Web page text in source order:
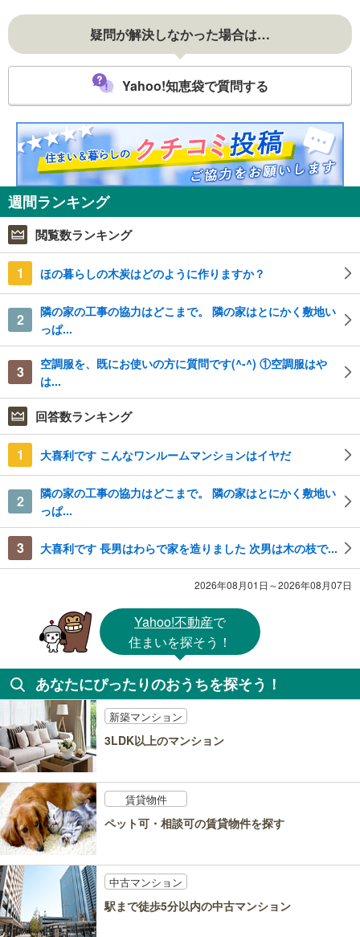
疑問が解決しなかった場合は…
Yahoo!知恵袋で質問する
週間ランキング
閲覧数ランキング
1 ほの暮らしの木炭はどのように作りますか？
2
隣の家の工事の協力はどこまで。 隣の家はとにかく敷地い
っぱ...
3
空調服を、既にお使いの方に質問です(^-^) ①空調服はや
は...
回答数ランキング
1 大喜利です こんなワンルームマンションはイヤだ
2
隣の家の工事の協力はどこまで。 隣の家はとにかく敷地い
っぱ...
3 大喜利です 長男はわらで家を造りました 次男は木の枝で...
2026年08月01日～2026年08月07日
Yahoo!不動産で
住まいを探そう！
あなたにぴったりのおうちを探そう！
新築マンション
3LDK以上のマンション
賃貸物件
ペット可・相談可の賃貸物件を探す
中古マンション
駅まで徒歩5分以内の中古マンション